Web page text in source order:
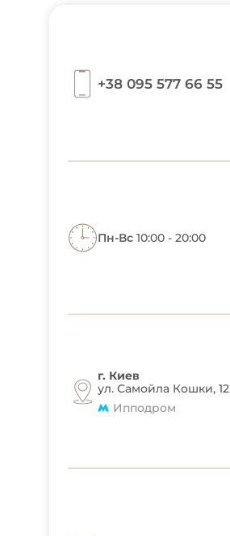
+38 095 577 66 55
Пн-Вс10:00 - 20:00
г. Киев
ул. Самойла Кошки, 12
Ипподром